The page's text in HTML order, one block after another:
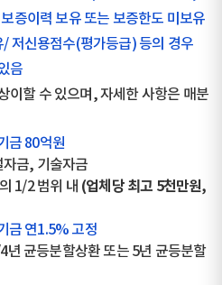
증이력 보유 또는 보증한도 미보유
저신용점수(평가등급) 등의 경우
음
할 수 있으며, 자세한 사항은 매분
금 80억원
자금, 기술자금
1/2 범위 내 (업체당 최고 5천만원,
금 연1.5% 고정
년 균등분할상환 또는 5년 균등분할